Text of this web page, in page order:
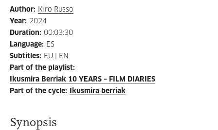
Author: Kiro Russo
Year: 2024
Duration: 00:03:30
Language: ES
Subtitles: EU | EN
Part of the playlist:
Ikusmira Berriak 10 YEARS – FILM DIARIES
Part of the cycle: Ikusmira berriak
Synopsis